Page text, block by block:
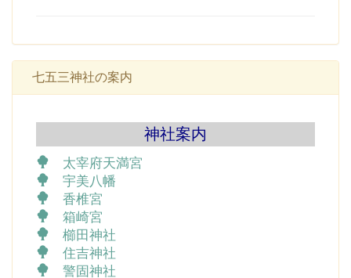
七五三神社の案内
神社案内
太宰府天満宮
宇美八幡
香椎宮
箱崎宮
櫛田神社
住吉神社
警固神社